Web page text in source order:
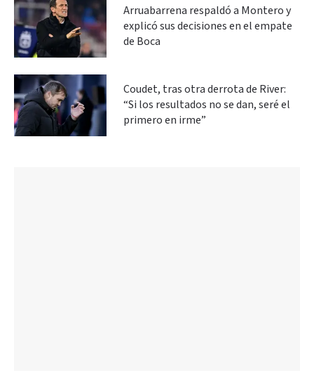
Arruabarrena respaldó a Montero y
explicó sus decisiones en el empate
de Boca
Coudet, tras otra derrota de River:
“Si los resultados no se dan, seré el
primero en irme”